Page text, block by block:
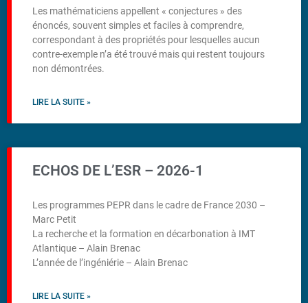
Les mathématiciens appellent « conjectures » des
énoncés, souvent simples et faciles à comprendre,
correspondant à des propriétés pour lesquelles aucun
contre-exemple n’a été trouvé mais qui restent toujours
non démontrées.
LIRE LA SUITE »
ECHOS DE L’ESR – 2026-1
Les programmes PEPR dans le cadre de France 2030 –
Marc Petit
La recherche et la formation en décarbonation à IMT
Atlantique – Alain Brenac
L’année de l’ingéniérie – Alain Brenac
LIRE LA SUITE »